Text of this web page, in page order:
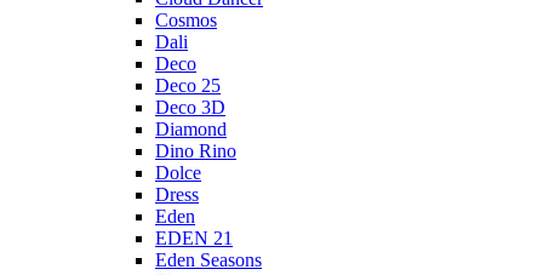
Cosmos
Dali
Deco
Deco 25
Deco 3D
Diamond
Dino Rino
Dolce
Dress
Eden
EDEN 21
Eden Seasons